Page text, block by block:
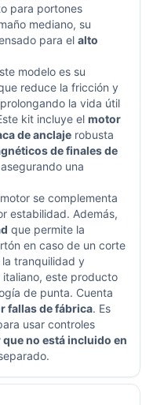
para portones
mediano, su
para el alto
modelo es su
reduce la fricción y
la vida útil
kit incluye el motor
de anclaje robusta
de finales de
una
se complementa
estabilidad. Además,
que permite la
en caso de un corte
tranquilidad y
este producto
de punta. Cuenta
fallas de fábrica. Es
usar controles
no está incluido en